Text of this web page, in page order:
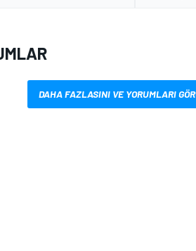
DAHA FAZLASINI VE YORUMLARI